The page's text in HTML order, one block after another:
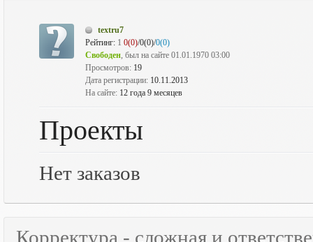
textru7
Рейтинг: 1 0(0)/0(0)/0(0)
Свободен, был на сайте 01.01.1970 03:00
Просмотров: 19
Дата регистрации: 10.11.2013
На сайте: 12 года 9 месяцев
Проекты
Нет заказов
Корректура - сложная и